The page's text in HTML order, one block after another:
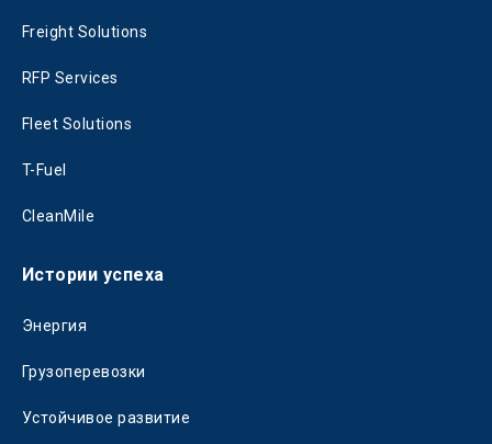
Freight Solutions
RFP Services
Fleet Solutions
T-Fuel
CleanMile
Истории успеха
Энергия
Грузоперевозки
Устойчивое развитие